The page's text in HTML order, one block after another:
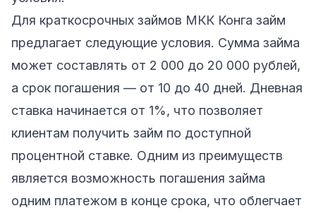
Для краткосрочных займов МКК Конга займ
предлагает следующие условия. Сумма займа
может составлять от 2 000 до 20 000 рублей,
а срок погашения — от 10 до 40 дней. Дневная
ставка начинается от 1%, что позволяет
клиентам получить займ по доступной
процентной ставке. Одним из преимуществ
является возможность погашения займа
одним платежом в конце срока, что облегчает